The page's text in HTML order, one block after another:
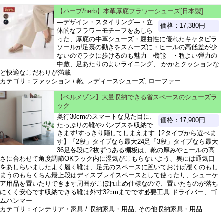
【ハーブ/herb】本革厚底フラワーシューズ[日本製]
価格：17,380円
―デザイン・スタイリング―・立
体的なフラワーモチーフをあしら
った、厚底の牛革シューズ・屈曲性に優れたキャタピラ
ソールが足裏の動きをスムーズに・ヒールの高低差が少
ないのでラクに歩けるのも魅力―機能―・程よい弾力の
中敷、足あたりのよいライニング、 かかとクッションな
ど快適なこだわりが満載
カテゴリ：ファッション / 靴, レディースシューズ, ローファー
【ベルメゾン】大量収納できる省スペースのシューズラ
ック
価格：17,900円
奥行30cmのスマートな見た目に、
たっぷりの靴やパンプスを収納で
きます!すっきり隠してしまえます【2タイプから選べま
す】「2段」タイプなら最大24足「3段」タイプなら最大
36足各段に2枚ずつある棚板は、靴の厚みやヒールの高
さに合わせて角度調節OKラック内に湿気がこもらないよう、奥には通気口
をあしらいましたよく履く靴は、足元のスペースに置いておけば履くのもし
まうのもらくちん最上段はディスプレイスペースとして使ったり、シューケ
ア用品を置いたりできます周囲がこぼれ止め仕様なので、置いたものが落ち
にくく安心です収納できる靴は外寸32cmまでです必要工具:ドライバー、ゴ
ムハンマー
カテゴリ：インテリア・家具 / 収納家具・用品, その他収納家具・用品